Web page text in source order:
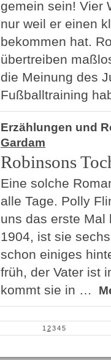
gemein sein! Vier
nur weil er einen
bekommen hat.
übertreiben
die Meinung des
Fußballtraining
Erzählungen und
Gardam
Robinsons
Eine solche
alle Tage. Polly
uns das erste Mal
1904, ist sie
schon einiges
früh, der Vater ist
kommt sie in …
1 2 3 4 5